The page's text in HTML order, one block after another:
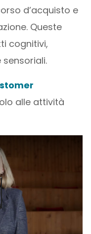
d’acquisto e
Queste
cognitivi,
alle attività